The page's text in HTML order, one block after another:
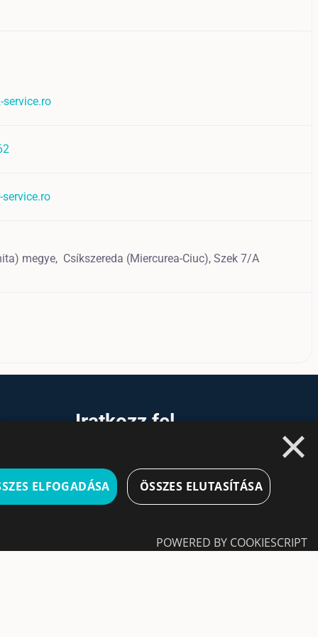
service.ro
megye, Csíkszereda (Miercurea-Ciuc), Szek 7/A
Iratkozz fel
Ne hagyd ki a lehetőséget, hogy naprakész
maradj a legfontosabb üzleti információkkal! A
feliratkozás egyszerű és gyors illetve bármikor
×
ELFOGADÁSA ÖSSZES ELUTASÍTÁSA
POWERED BY COOKIESCRIPT